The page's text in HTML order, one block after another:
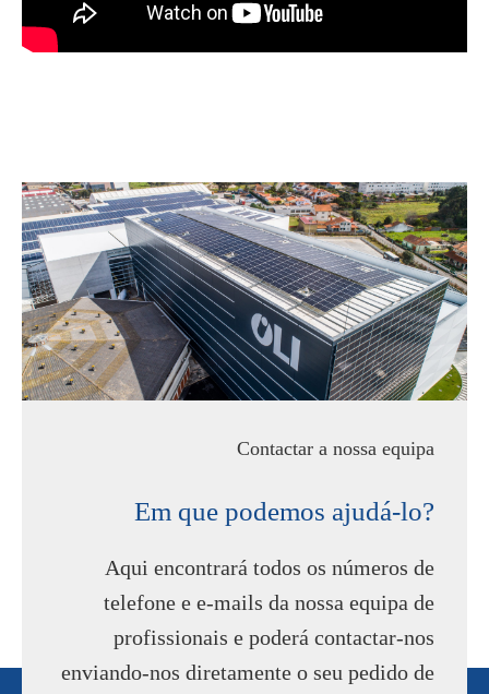
Contactar a nossa equipa
Em que podemos ajudá-lo?
Aqui encontrará todos os números de
telefone e e-mails da nossa equipa de
profissionais e poderá contactar-nos
enviando-nos diretamente o seu pedido de